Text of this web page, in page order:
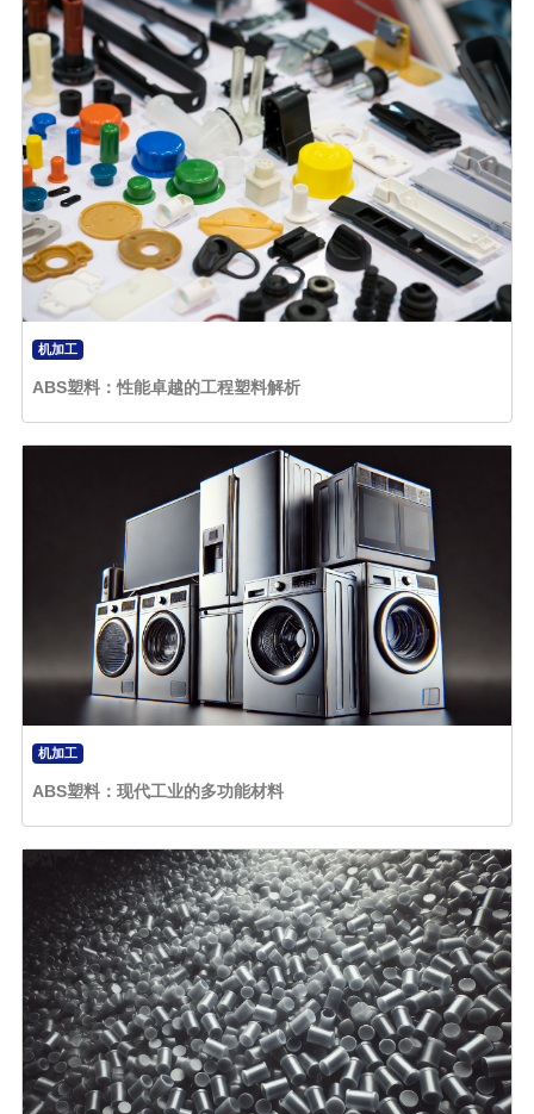
机加工
ABS塑料：性能卓越的工程塑料解析
机加工
ABS塑料：现代工业的多功能材料